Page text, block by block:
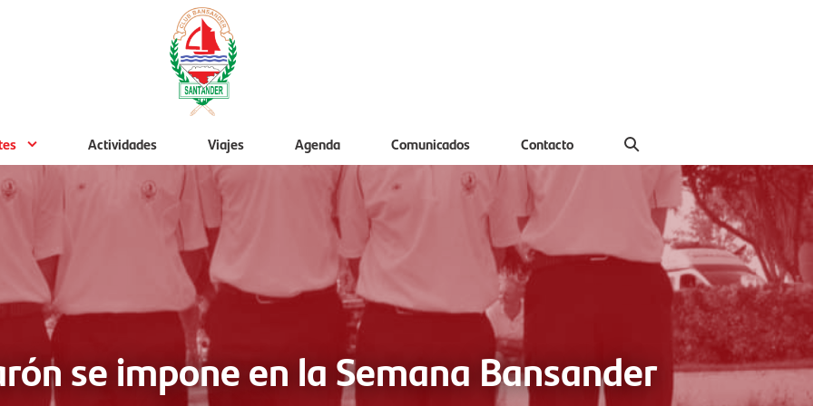
Actividades Viajes Agenda Comunicados Contacto
se impone en la Semana Bansander